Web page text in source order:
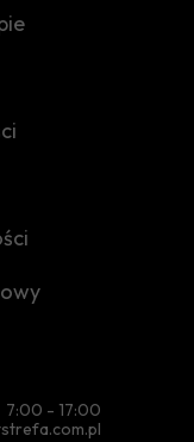
7:00 - 17:00